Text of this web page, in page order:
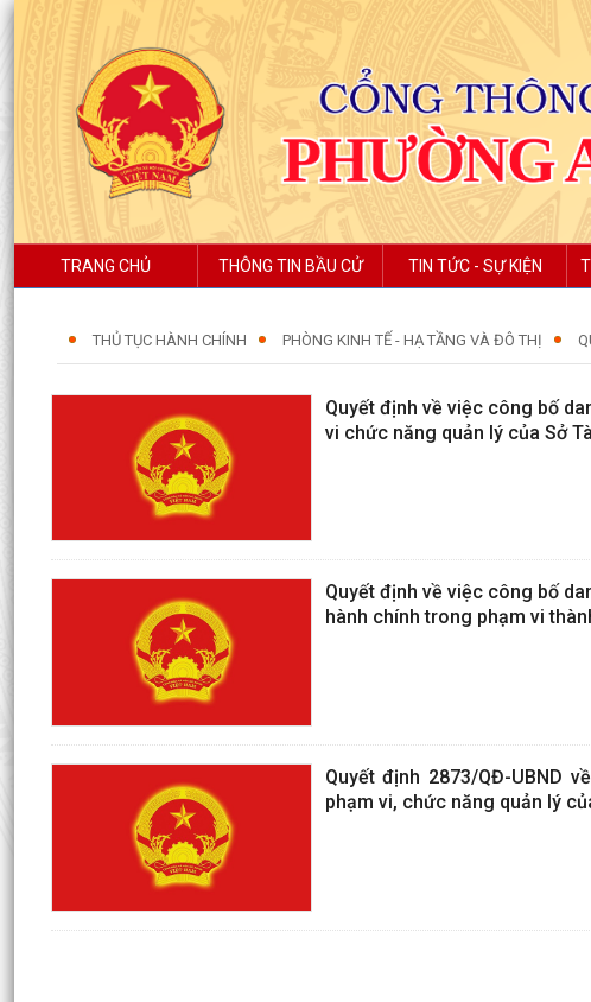
TRANG CHỦ THÔNG TIN BẦU CỬ TIN TỨC - SỰ KIỆN
THỦ TỤC HÀNH CHÍNH PHÒNG KINH TẾ - HẠ TẦNG VÀ ĐÔ THỊ
Quyết định về việc công bố
vi chức năng quản lý của Sở
Quyết định về việc công bố
hành chính trong phạm vi
Quyết định 2873/QĐ-UBND
phạm vi, chức năng quản lý